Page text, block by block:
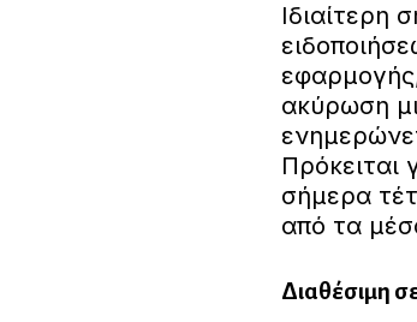
Ιδιαίτερη
ακύρωση
Πρόκειται
σήμερα
από τα
Διαθέσιμη